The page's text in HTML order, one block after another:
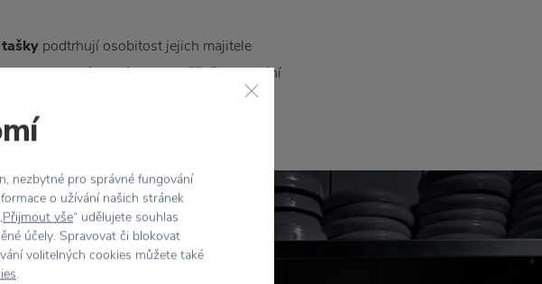
podtrhují osobitost jejich majitele
takové, které nejsou běžně k sehnání
nezbytné pro správné fungování
o užívání našich stránek
Přijmout vše“ udělujete souhlas
účely. Spravovat či blokovat
volitelných cookies můžete také
.